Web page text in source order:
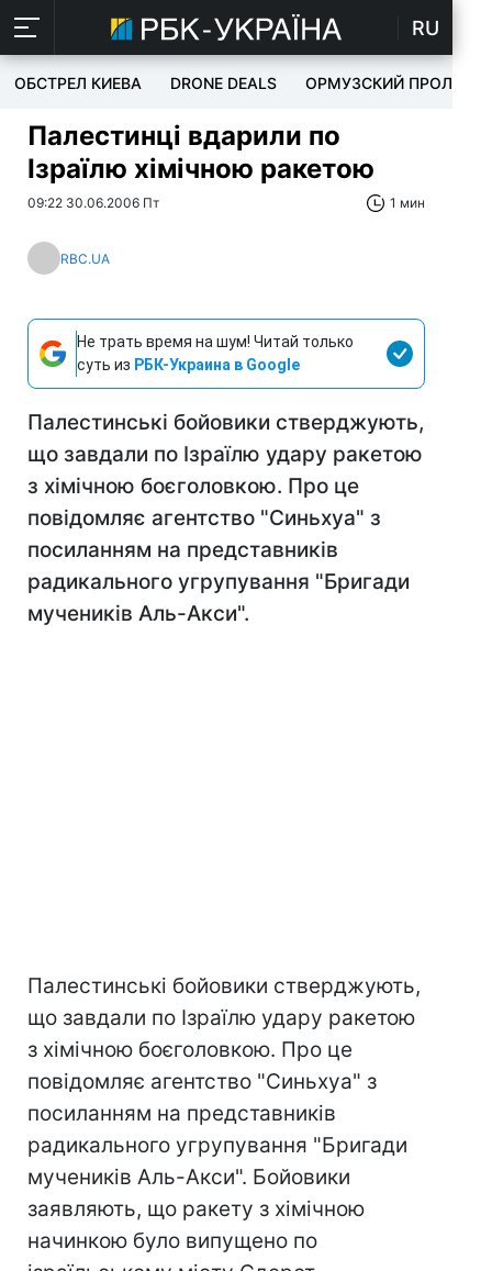
RU
ОБСТРЕЛ КИЕВА DRONE DEALS ОРМУЗСКИЙ ПРОЛИВ
Палестинці вдарили по
Ізраїлю хімічною ракетою
09:22 30.06.2006 Пт 1 мин
RBC.UA
Не трать время на шум! Читай только
суть из РБК-Украина в Google
Палестинські бойовики стверджують,
що завдали по Ізраїлю удару ракетою
з хімічною боєголовкою. Про це
повідомляє агентство "Синьхуа" з
посиланням на представників
радикального угрупування "Бригади
мучеників Аль-Акси".
Палестинські бойовики стверджують,
що завдали по Ізраїлю удару ракетою
з хімічною боєголовкою. Про це
повідомляє агентство "Синьхуа" з
посиланням на представників
радикального угрупування "Бригади
мучеників Аль-Акси". Бойовики
заявляють, що ракету з хімічною
начинкою було випущено по